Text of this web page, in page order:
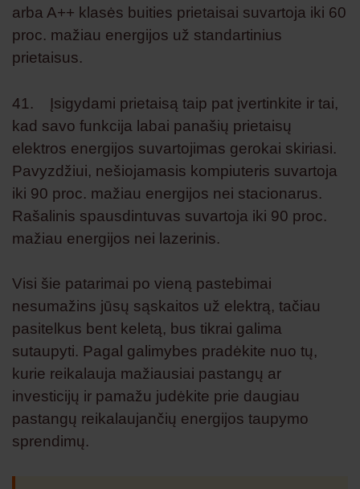
arba A++ klasės buities prietaisai suvartoja iki 60
proc. mažiau energijos už standartinius
prietaisus.
41. Įsigydami prietaisą taip pat įvertinkite ir tai,
kad savo funkcija labai panašių prietaisų
elektros energijos suvartojimas gerokai skiriasi.
Pavyzdžiui, nešiojamasis kompiuteris suvartoja
iki 90 proc. mažiau energijos nei stacionarus.
Rašalinis spausdintuvas suvartoja iki 90 proc.
mažiau energijos nei lazerinis.
Visi šie patarimai po vieną pastebimai
nesumažins jūsų sąskaitos už elektrą, tačiau
pasitelkus bent keletą, bus tikrai galima
sutaupyti. Pagal galimybes pradėkite nuo tų,
kurie reikalauja mažiausiai pastangų ar
investicijų ir pamažu judėkite prie daugiau
pastangų reikalaujančių energijos taupymo
sprendimų.